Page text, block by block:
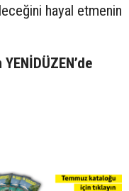
hayal etmenin